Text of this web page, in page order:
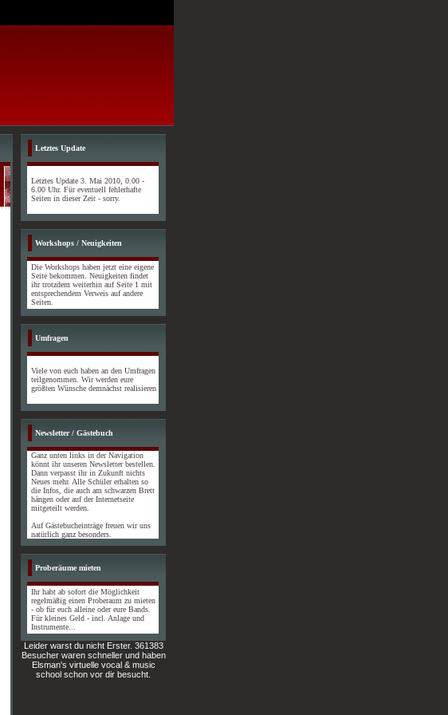
Letztes Update
Letztes Update 3. Mai 2010, 0.00 -
6.00 Uhr. Für eventuell fehlerhafte
Seiten in dieser Zeit - sorry.
Workshops / Neuigkeiten
Die Workshops haben jetzt eine eigene
Seite bekommen. Neuigkeiten findet
ihr trotzdem weiterhin auf Seite 1 mit
entsprechendem Verweis auf andere
Seiten.
Umfragen
Viele von euch haben an den Umfragen
teilgenommen. Wir werden eure
größten Wünsche demnächst realisieren
Newsletter / Gästebuch
Ganz unten links in der Navigation
könnt ihr unseren Newsletter bestellen.
Dann verpasst ihr in Zukunft nichts
Neues mehr. Alle Schüler erhalten so
die Infos, die auch am schwarzen Brett
hängen oder auf der Internetseite
mitgeteilt werden.
Auf Gästebucheinträge freuen wir uns
natürlich ganz besonders.
Proberäume mieten
Ihr habt ab sofort die Möglichkeit
regelmäßig einen Proberaum zu mieten
- ob für euch alleine oder eure Bands.
Für kleines Geld - incl. Anlage und
Instrumente...
Leider warst du nicht Erster. 361383
Besucher waren schneller und haben
Elsman's virtuelle vocal & music
school schon vor dir besucht.